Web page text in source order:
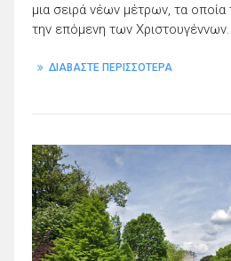
μια σειρά νέων μέτρων, τα οποία
την επόμενη των Χριστουγέννων.
ΔΙΑΒΑΣΤΕ ΠΕΡΙΣΣΟΤΕΡΑ